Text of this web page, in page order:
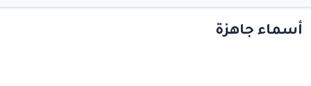
أسماء جاهزة